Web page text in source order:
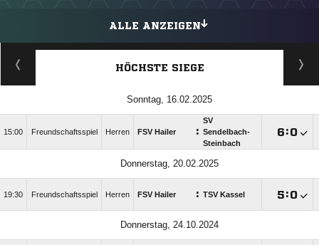
ALLE ANZEIGEN
HÖCHSTE SIEGE
Sonntag, 16.02.2025
15:00 Freundschaftsspiel Herren FSV Hailer :
SV
Sendelbach-
Steinbach
:
Donnerstag, 20.02.2025
19:30 Freundschaftsspiel Herren FSV Hailer : TSV Kassel :
Donnerstag, 24.10.2024